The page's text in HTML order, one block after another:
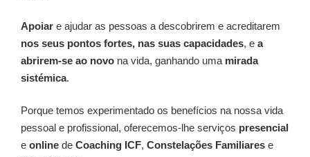
Apoiar e ajudar as pessoas a descobrirem e acreditarem
nos seus pontos fortes, nas suas capacidades, e a
abrirem-se ao novo na vida, ganhando uma mirada
sistémica.
Porque temos experimentado os benefícios na nossa vida
pessoal e profissional, oferecemos-lhe serviços presencial
e online de Coaching ICF, Constelações Familiares e